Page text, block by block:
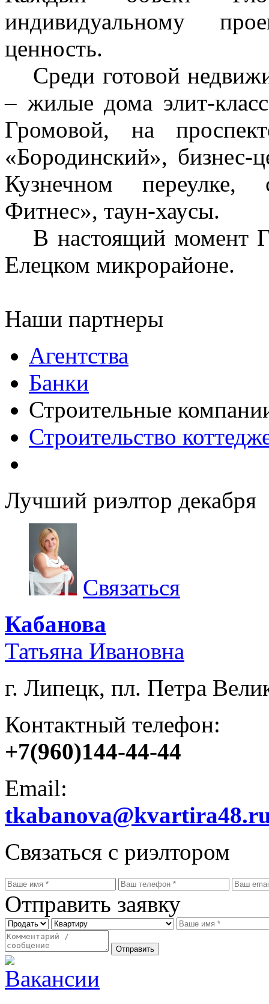
индивидуальному
ценность.
Среди готовой
– жилые дома элит-
Громовой, на
«Бородинский»,
Кузнечном переулке,
Фитнес», таун-хаусы.
В настоящий момент
Елецком микрорайоне.
Наши партнеры
Агентства
Банки
Строительные
Строительство
Лучший риэлтор декабря
Связаться
Кабанова
Татьяна Ивановна
г. Липецк, пл. Петра
Контактный телефон:
+7(960)144-44-44
Email:
Связаться с риэлтором
Отправить заявку